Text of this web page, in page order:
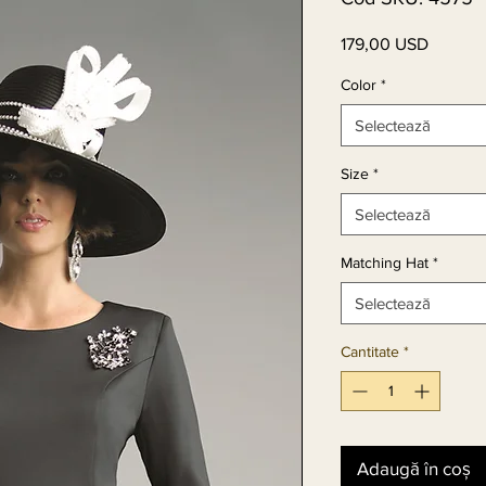
179,00 USDPreț
Color *
Selectează
Size *
Selectează
Matching Hat *
Selectează
Cantitate *
Adaugă în coș